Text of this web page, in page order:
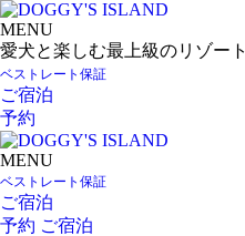
MENU
愛犬と楽しむ最上級のリゾート
ベストレート保証
ご宿泊
予約
MENU
ベストレート保証
ご宿泊
予約 ご宿泊